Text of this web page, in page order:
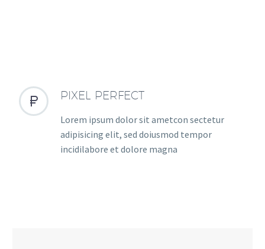

 PIXEL PERFECT
Lorem ipsum dolor sit ametcon sectetur
adipisicing elit, sed doiusmod tempor
incidilabore et dolore magna